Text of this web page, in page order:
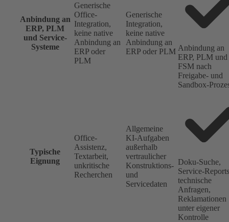
Anbindung an
ERP, PLM
und Service-
Systeme
Generische
Office-
Integration,
keine native
Anbindung an
ERP oder
PLM
Generische
Integration,
keine native
Anbindung an
ERP oder PLM Anbindung an
ERP, PLM und
FSM nach
Freigabe- und
Sandbox-
Typische
Eignung
Office-
Assistenz,
Textarbeit,
unkritische
Recherchen
Allgemeine
KI-Aufgaben
außerhalb
vertraulicher
Konstruktions-
und
Servicedaten
Doku-Suche,
Service-
technische
Anfragen,
Reklamationen
unter eigener
Kontrolle